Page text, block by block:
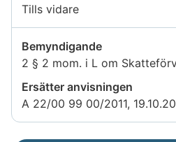
Tills vidare
Bemyndigande
2 § 2 mom. i L om
Ersätter anvisningen
A 22/00 99 00/2011,